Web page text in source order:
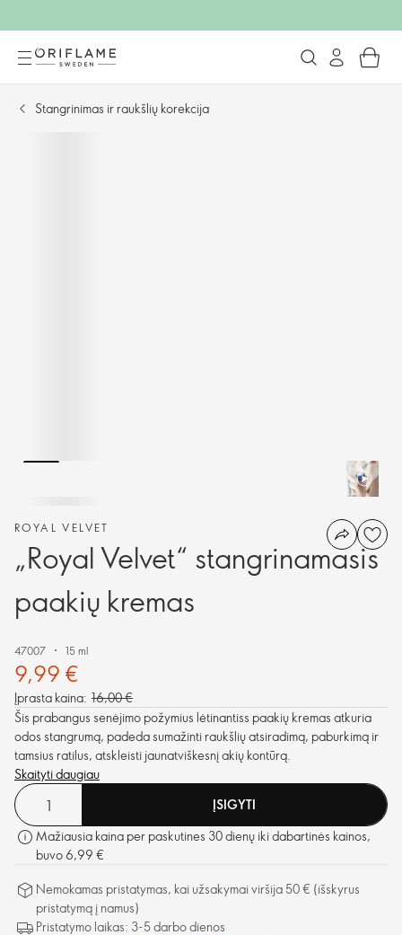
Stangrinimas ir raukšlių korekcija
ROYAL VELVET
„Royal Velvet“ stangrinamasis
paakių kremas
47007 15 ml
9,99 €
Įprasta kaina: 16,00 €
Šis prabangus senėjimo požymius lėtinantiss paakių kremas atkuria
odos stangrumą, padeda sumažinti raukšlių atsiradimą, paburkimą ir
tamsius ratilus, atskleisti jaunatviškesnį akių kontūrą.
Skaityti daugiau
ĮSIGYTI
Mažiausia kaina per paskutines 30 dienų iki dabartinės kainos,
buvo 6,99 €
Nemokamas pristatymas, kai užsakymai viršija 50 € (išskyrus
pristatymą į namus)
Pristatymo laikas: 3-5 darbo dienos